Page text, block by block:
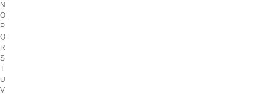
N
O
P
Q
R
S
T
U
V